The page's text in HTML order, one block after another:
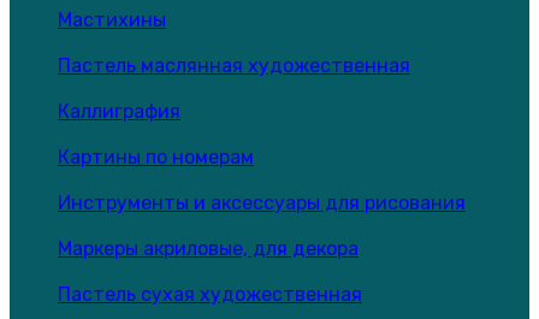
Мастихины
Пастель маслянная художественная
Каллиграфия
Картины по номерам
Инструменты и аксессуары для рисования
Маркеры акриловые, для декора
Пастель сухая художественная